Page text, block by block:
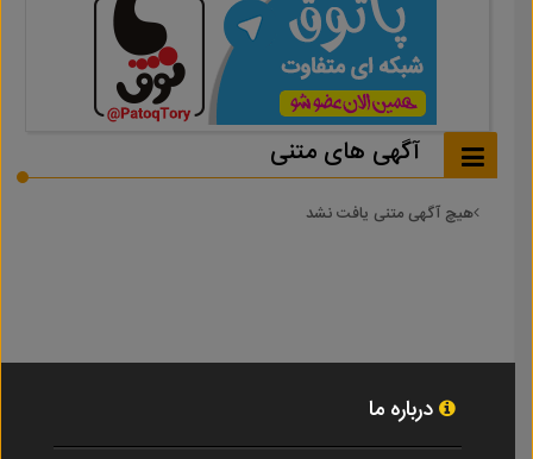
آگهی های متنی
هیچ آگهی متنی یافت نشد
درباره ما